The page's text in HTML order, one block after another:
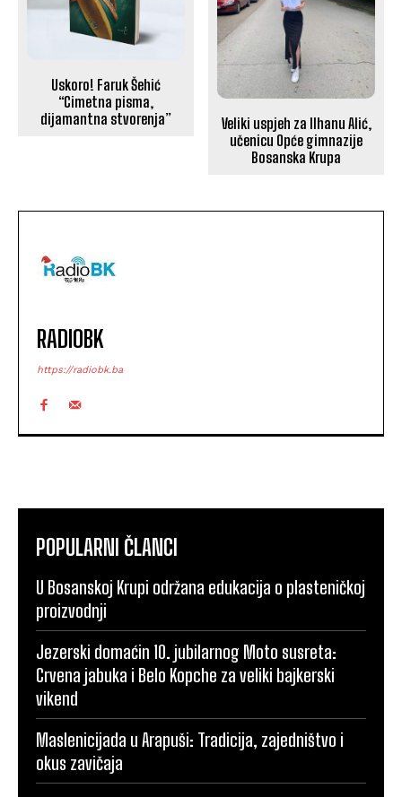
Uskoro! Faruk Šehić
“Cimetna pisma,
dijamantna stvorenja”
Veliki uspjeh za Ilhanu Alić,
učenicu Opće gimnazije
Bosanska Krupa
RADIOBK
https://radiobk.ba
POPULARNI ČLANCI
U Bosanskoj Krupi održana edukacija o plasteničkoj
proizvodnji
Jezerski domaćin 10. jubilarnog Moto susreta:
Crvena jabuka i Belo Kopche za veliki bajkerski
vikend
Maslenicijada u Arapuši: Tradicija, zajedništvo i
okus zavičaja